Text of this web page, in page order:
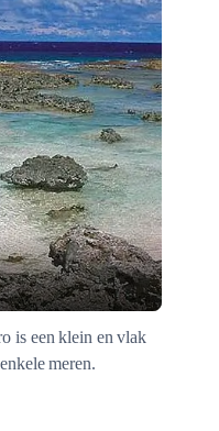
is een klein en vlak
meren.